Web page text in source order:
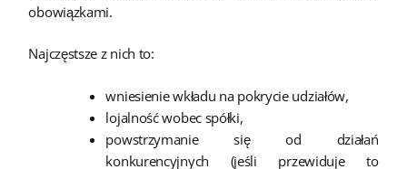
obowiązkami.
Najczęstsze z nich to:
wniesienie wkładu na pokrycie udziałów,
lojalność wobec spółki,
powstrzymanie się od działań
konkurencyjnych (jeśli przewiduje to